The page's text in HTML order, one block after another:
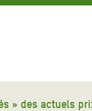
» des actuels